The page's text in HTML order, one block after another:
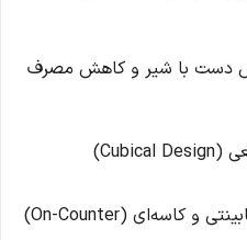
دست با شیر و کاهش مصرف
برای کسانی که از روشویی‌های کابینتی و کاسه‌ای (On-Counter)